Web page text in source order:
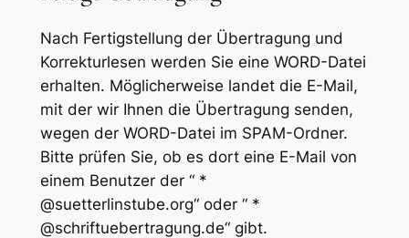
Nach Fertigstellung der Übertragung und
Korrekturlesen werden Sie eine WORD-Datei
erhalten. Möglicherweise landet die E-Mail,
mit der wir Ihnen die Übertragung senden,
wegen der WORD-Datei im SPAM-Ordner.
Bitte prüfen Sie, ob es dort eine E-Mail von
einem Benutzer der “ *
@suetterlinstube.org“ oder “ *
@schriftuebertragung.de“ gibt.